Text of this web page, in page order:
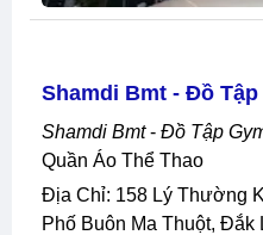
Shamdi Bmt - Đồ Tập
Shamdi Bmt- Đồ Tập
Quần Áo Thể Thao
Địa Chỉ: 158 Lý Thường Kiệt, Thắng Lợi, Thành
Phố Buôn Ma Thuột, Đắk